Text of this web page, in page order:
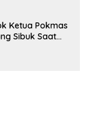
Ketua Pokmas
Sibuk Saat